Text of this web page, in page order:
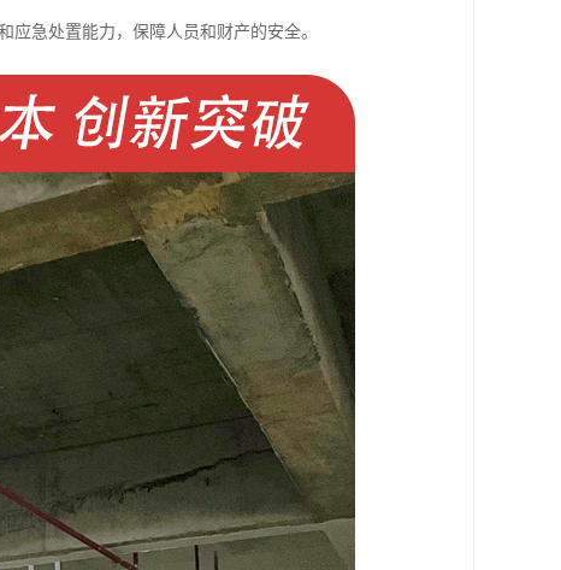
急处置能力，保障人员和财产的安全。